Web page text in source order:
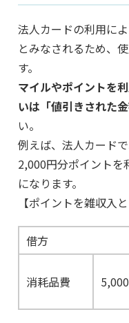
法人カードの利用に
とみなされるため、
す。
マイルやポイントを
いは「値引きされた
い。
例えば、法人カード
2,000円分ポイントを
になります。
【ポイントを雑収入
借方
消耗品費